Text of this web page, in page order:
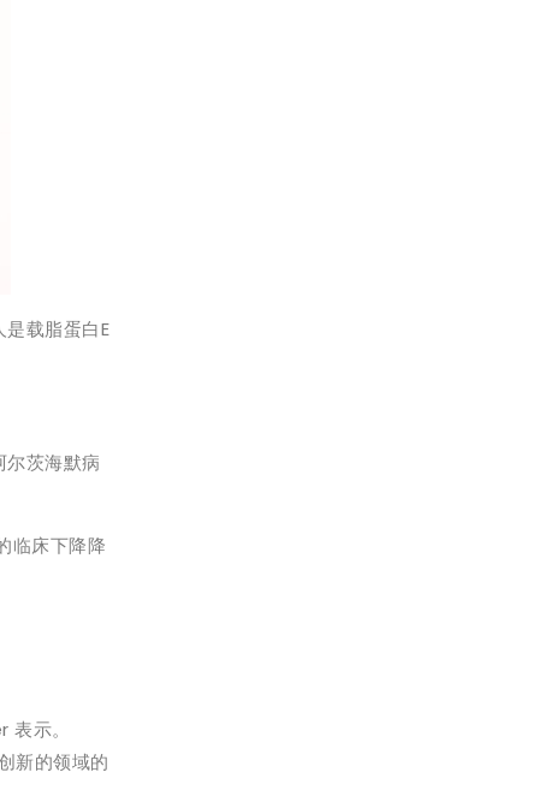
载脂蛋白E
茨海默病
临床下降降
示。
新的领域的